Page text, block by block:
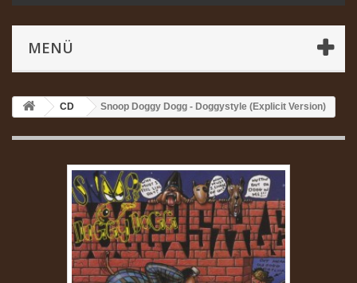
MENÜ
CD Snoop Doggy Dogg - Doggystyle (Explicit Version)